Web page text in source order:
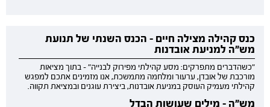
כנס קהילה מצילה חיים - הכנס השנתי של תנועת
מש"ה למניעת אובדנות
"כשהדברים מתפרקים: מסע קהילתי מפירוק לבנייה" - בתוך מציאות
מורכבת של אובדן, ערעור ומלחמה מתמשכת, אנו מזמינים אתכם למפגש
קהילתי מעמיק העוסק במניעת אובדנות, ביצירת עוגנים ובמציאת תקווה.
מש"ה - מילים שעושות הבדל